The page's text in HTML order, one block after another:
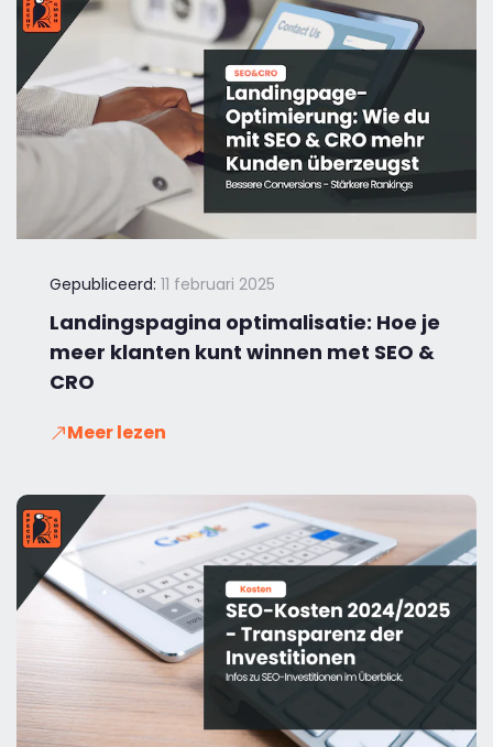
Gepubliceerd: 11 februari 2025
Landingspagina optimalisatie: Hoe je
meer klanten kunt winnen met SEO &
CRO
Meer lezen